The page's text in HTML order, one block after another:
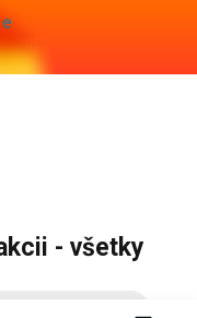
- všetky